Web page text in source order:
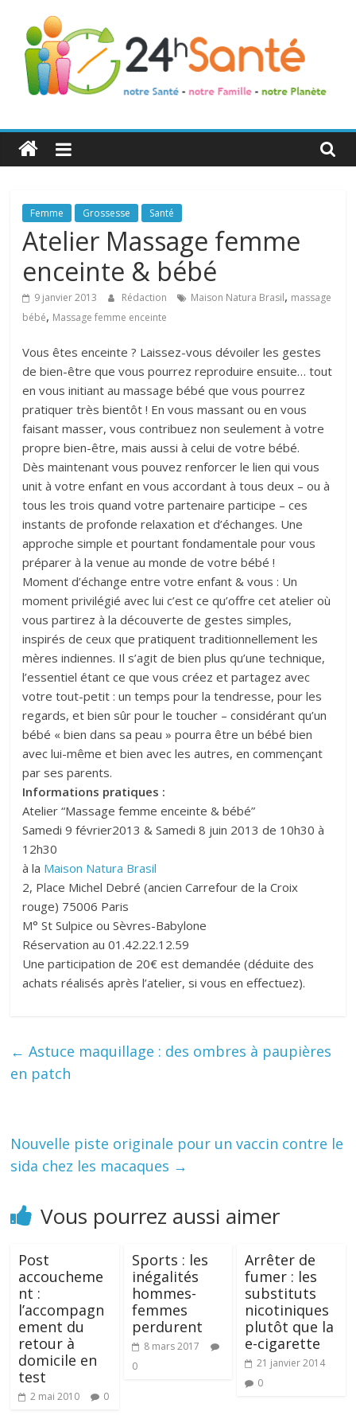
24h
Santé
La
santé
de
toute
famille
Femme Grossesse Santé
Atelier Massage femme
enceinte & bébé
9 janvier 2013 Rédaction Maison Natura Brasil, massage
bébé, Massage femme enceinte
Vous êtes enceinte ? Laissez-vous dévoiler les gestes
de bien-être que vous pourrez reproduire ensuite… tout
en vous initiant au massage bébé que vous pourrez
pratiquer très bientôt ! En vous massant ou en vous
faisant masser, vous contribuez non seulement à votre
propre bien-être, mais aussi à celui de votre bébé.
Dès maintenant vous pouvez renforcer le lien qui vous
unit à votre enfant en vous accordant à tous deux – ou à
tous les trois quand votre partenaire participe – ces
instants de profonde relaxation et d’échanges. Une
approche simple et pourtant fondamentale pour vous
préparer à la venue au monde de votre bébé !
Moment d’échange entre votre enfant & vous : Un
moment privilégié avec lui c’est ce qu’offre cet atelier où
vous partirez à la découverte de gestes simples,
inspirés de ceux que pratiquent traditionnellement les
mères indiennes. Il s’agit de bien plus qu’une technique,
l’essentiel étant ce que vous créez et partagez avec
votre tout-petit : un temps pour la tendresse, pour les
regards, et bien sûr pour le toucher – considérant qu’un
bébé « bien dans sa peau » pourra être un bébé bien
avec lui-même et bien avec les autres, en commençant
par ses parents.
Informations pratiques :
Atelier “Massage femme enceinte & bébé”
Samedi 9 février2013 & Samedi 8 juin 2013 de 10h30 à
12h30
à la Maison Natura Brasil
2, Place Michel Debré (ancien Carrefour de la Croix
rouge) 75006 Paris
M° St Sulpice ou Sèvres-Babylone
Réservation au 01.42.22.12.59
Une participation de 20€ est demandée (déduite des
achats réalisés après l’atelier, si vous en effectuez).
← Astuce maquillage : des ombres à paupières
en patch
Nouvelle piste originale pour un vaccin contre le
sida chez les macaques →
Vous pourrez aussi aimer
Post
accoucheme
nt :
l’accompagn
ement du
retour à
domicile en
test
2 mai 2010 0
Sports : les
inégalités
hommes-
femmes
perdurent
8 mars 2017
0
Arrêter de
fumer : les
substituts
nicotiniques
plutôt que la
e-cigarette
21 janvier 2014
0